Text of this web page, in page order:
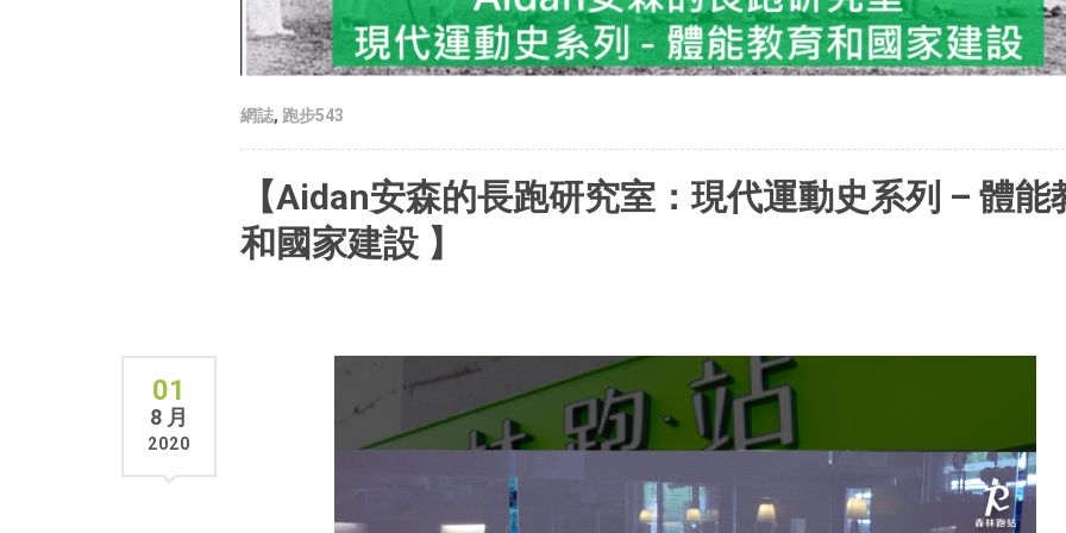
網誌, 跑步543
【Aidan安森的長跑研究室：現代運動史系列 – 體能
和國家建設 】
01
8 月
2020